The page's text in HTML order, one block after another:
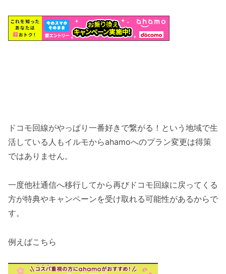
ドコモ回線がやっぱり一番好きで繋がる！という地域で生
活している人もイルモからahamoへのプラン変更は得策
ではありません。
一度他社通信へ移行してから再びドコモ回線に戻ってくる
方が特典やキャンペーンを受け取れる可能性があるからで
す。
例えばこちら